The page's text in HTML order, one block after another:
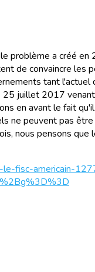
problème a créé en
de convaincre les
tant l'actuel
juillet 2017
en avant le fait
ne peuvent pas
nous pensons que
le-fisc-americain-